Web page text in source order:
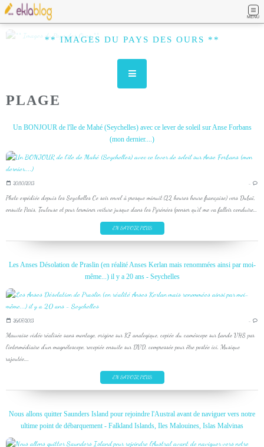
MENU
** IMAGES DU PAYS DES OURS **
PLAGE
Un BONJOUR de l'île de Mahé (Seychelles) avec ce lever de soleil sur Anse Forbans
(mon dernier....)
20/10/2013 …
Photo expédiée depuis les Seychelles Ce soir envol à presque minuit (22 heures heure française) vers Dubaï,
ensuite Paris, Toulouse et pour terminer voiture jusque dans les Pyrénées (penser qu'il me va falloir conduire...
EN SAVOIR PLUS
Les Anses Désolation de Praslin (en réalité Anses Kerlan mais renommées ainsi par moi-
même...) il y a 20 ans - Seychelles
26/07/2013 …
Mauvaise vidéo réalisée sans montage, origine sur K7 analogique, copiée du caméscope sur bande VHS par
l'intermédiaire d'un magnétoscope, recopiée ensuite sur DVD, compressée pour être postée ici. Musique
rajoutée....
EN SAVOIR PLUS
Nous allons quitter Saunders Island pour rejoindre l'Austral avant de naviguer vers notre
ultime point de débarquement - Falkland Islands, Iles Malouines, Islas Malvinas